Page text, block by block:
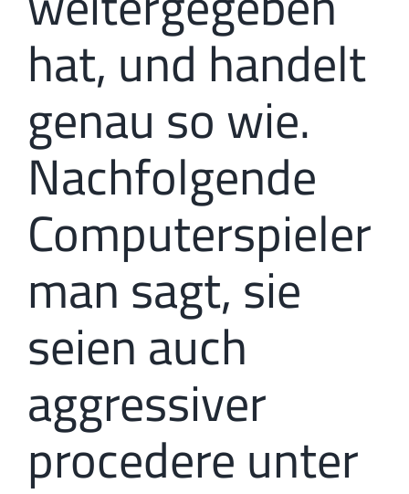
hat, und handelt
genau so wie.
Nachfolgende
Computerspieler
man sagt, sie
seien auch
aggressiver
procedere unter